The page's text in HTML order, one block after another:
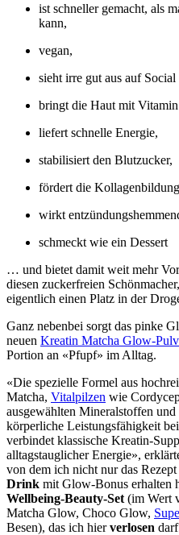
ist schneller gemacht, als
kann,
vegan,
sieht irre gut aus auf
bringt die Haut mit
liefert schnelle Energie,
stabilisiert den Blutzucker,
fördert die
wirkt
schmeckt wie ein Dessert
… und bietet damit weit mehr
diesen zuckerfreien
eigentlich einen Platz in der
Ganz nebenbei sorgt das pinke
neuen Kreatin Matcha Glow-
Portion an «Pfupf» im Alltag.
«Die spezielle Formel aus
Matcha, Vitalpilzen wie
ausgewählten Mineralstoffen
körperliche Leistungsfähigkeit
verbindet klassische Kreatin-
alltagstauglicher Energie»,
von dem ich nicht nur das Rezept
Drink mit Glow-Bonus erhalten
Wellbeing-Beauty-Set (im Wert
Matcha Glow, Choco Glow,
Besen), das ich hierverlosen